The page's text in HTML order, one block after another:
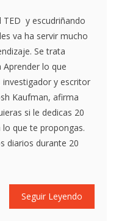
TED y escudriñando
va ha servir mucho
Se trata
lo que
y escritor
Kaufman, afirma
si le dedicas 20
que te propongas.
diarios durante 20
Seguir Leyendo